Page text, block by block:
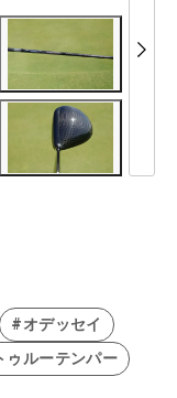
#オデッセイ
ゥルーテンパー